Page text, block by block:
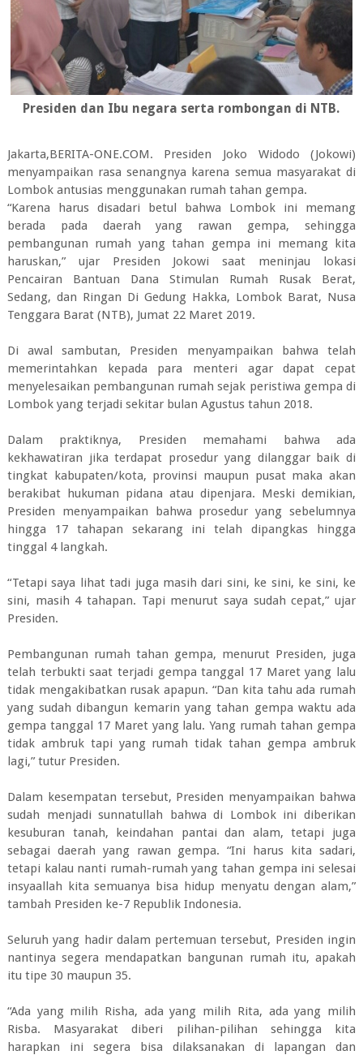
Presiden dan Ibu negara serta rombongan di NTB.
Jakarta,BERITA-ONE.COM. Presiden Joko Widodo (Jokowi)
menyampaikan rasa senangnya karena semua masyarakat di
Lombok antusias menggunakan rumah tahan gempa.
“Karena harus disadari betul bahwa Lombok ini memang
berada pada daerah yang rawan gempa, sehingga
pembangunan rumah yang tahan gempa ini memang kita
haruskan,” ujar Presiden Jokowi saat meninjau lokasi
Pencairan Bantuan Dana Stimulan Rumah Rusak Berat,
Sedang, dan Ringan Di Gedung Hakka, Lombok Barat, Nusa
Tenggara Barat (NTB), Jumat 22 Maret 2019.
Di awal sambutan, Presiden menyampaikan bahwa telah
memerintahkan kepada para menteri agar dapat cepat
menyelesaikan pembangunan rumah sejak peristiwa gempa di
Lombok yang terjadi sekitar bulan Agustus tahun 2018.
Dalam praktiknya, Presiden memahami bahwa ada
kekhawatiran jika terdapat prosedur yang dilanggar baik di
tingkat kabupaten/kota, provinsi maupun pusat maka akan
berakibat hukuman pidana atau dipenjara. Meski demikian,
Presiden menyampaikan bahwa prosedur yang sebelumnya
hingga 17 tahapan sekarang ini telah dipangkas hingga
tinggal 4 langkah.
“Tetapi saya lihat tadi juga masih dari sini, ke sini, ke sini, ke
sini, masih 4 tahapan. Tapi menurut saya sudah cepat,” ujar
Presiden.
Pembangunan rumah tahan gempa, menurut Presiden, juga
telah terbukti saat terjadi gempa tanggal 17 Maret yang lalu
tidak mengakibatkan rusak apapun. “Dan kita tahu ada rumah
yang sudah dibangun kemarin yang tahan gempa waktu ada
gempa tanggal 17 Maret yang lalu. Yang rumah tahan gempa
tidak ambruk tapi yang rumah tidak tahan gempa ambruk
lagi,” tutur Presiden.
Dalam kesempatan tersebut, Presiden menyampaikan bahwa
sudah menjadi sunnatullah bahwa di Lombok ini diberikan
kesuburan tanah, keindahan pantai dan alam, tetapi juga
sebagai daerah yang rawan gempa. “Ini harus kita sadari,
tetapi kalau nanti rumah-rumah yang tahan gempa ini selesai
insyaallah kita semuanya bisa hidup menyatu dengan alam,”
tambah Presiden ke-7 Republik Indonesia.
Seluruh yang hadir dalam pertemuan tersebut, Presiden ingin
nantinya segera mendapatkan bangunan rumah itu, apakah
itu tipe 30 maupun 35.
“Ada yang milih Risha, ada yang milih Rita, ada yang milih
Risba. Masyarakat diberi pilihan-pilihan sehingga kita
harapkan ini segera bisa dilaksanakan di lapangan dan